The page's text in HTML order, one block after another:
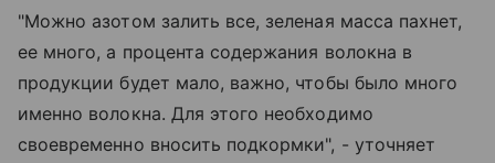
"Можно азотом залить все, зеленая масса пахнет,
ее много, а процента содержания волокна в
продукции будет мало, важно, чтобы было много
именно волокна. Для этого необходимо
своевременно вносить подкормки", - уточняет